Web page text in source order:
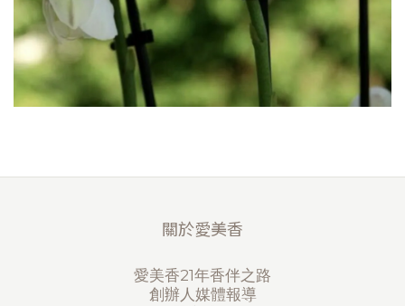
關於愛美香
愛美香21年香伴之路
創辦人媒體報導